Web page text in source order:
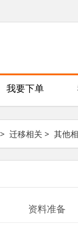
我要下单
迁移相关 > 其他
资料准备